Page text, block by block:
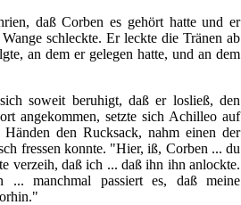
daß Corben es gehört hatte und er
schleckte. Er leckte die Tränen ab
an dem er gelegen hatte, und an dem
soweit beruhigt, daß er losließ, den
angekommen, setzte sich Achilleo auf
den Rucksack, nahm einen der
fressen konnte. "Hier, iß, Corben ... du
verzeih, daß ich ... daß ihn ihn anlockte.
manchmal passiert es, daß meine